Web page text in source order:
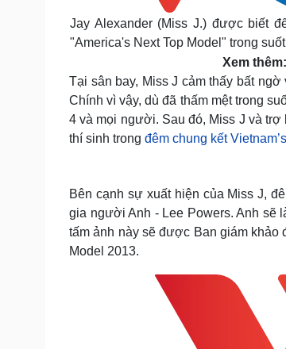
Jay Alexander (Miss J.) được biết
"America's Next Top Model" trong
Xem thêm:
Tại sân bay, Miss J cảm thấy bất
Chính vì vậy, dù đã thấm mệt trong
4 và mọi người. Sau đó, Miss J và
thí sinh trong đêm chung kết
Bên cạnh sự xuất hiện của Miss J,
gia người Anh - Lee Powers. Anh sẽ
tấm ảnh này sẽ được Ban giám khảo
Model 2013.